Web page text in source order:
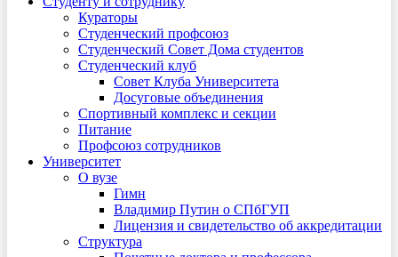
Кураторы
Студенческий профсоюз
Студенческий Совет Дома студентов
Студенческий клуб
Совет Клуба Университета
Досуговые объединения
Спортивный комплекс и секции
Питание
Профсоюз сотрудников
Университет
О вузе
Гимн
Владимир Путин о СПбГУП
Лицензия и свидетельство об аккредитации
Структура